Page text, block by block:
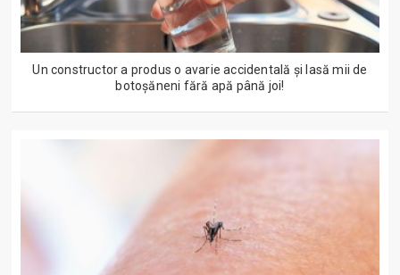
Un constructor a produs o avarie accidentală și lasă mii de
botoșăneni fără apă până joi!